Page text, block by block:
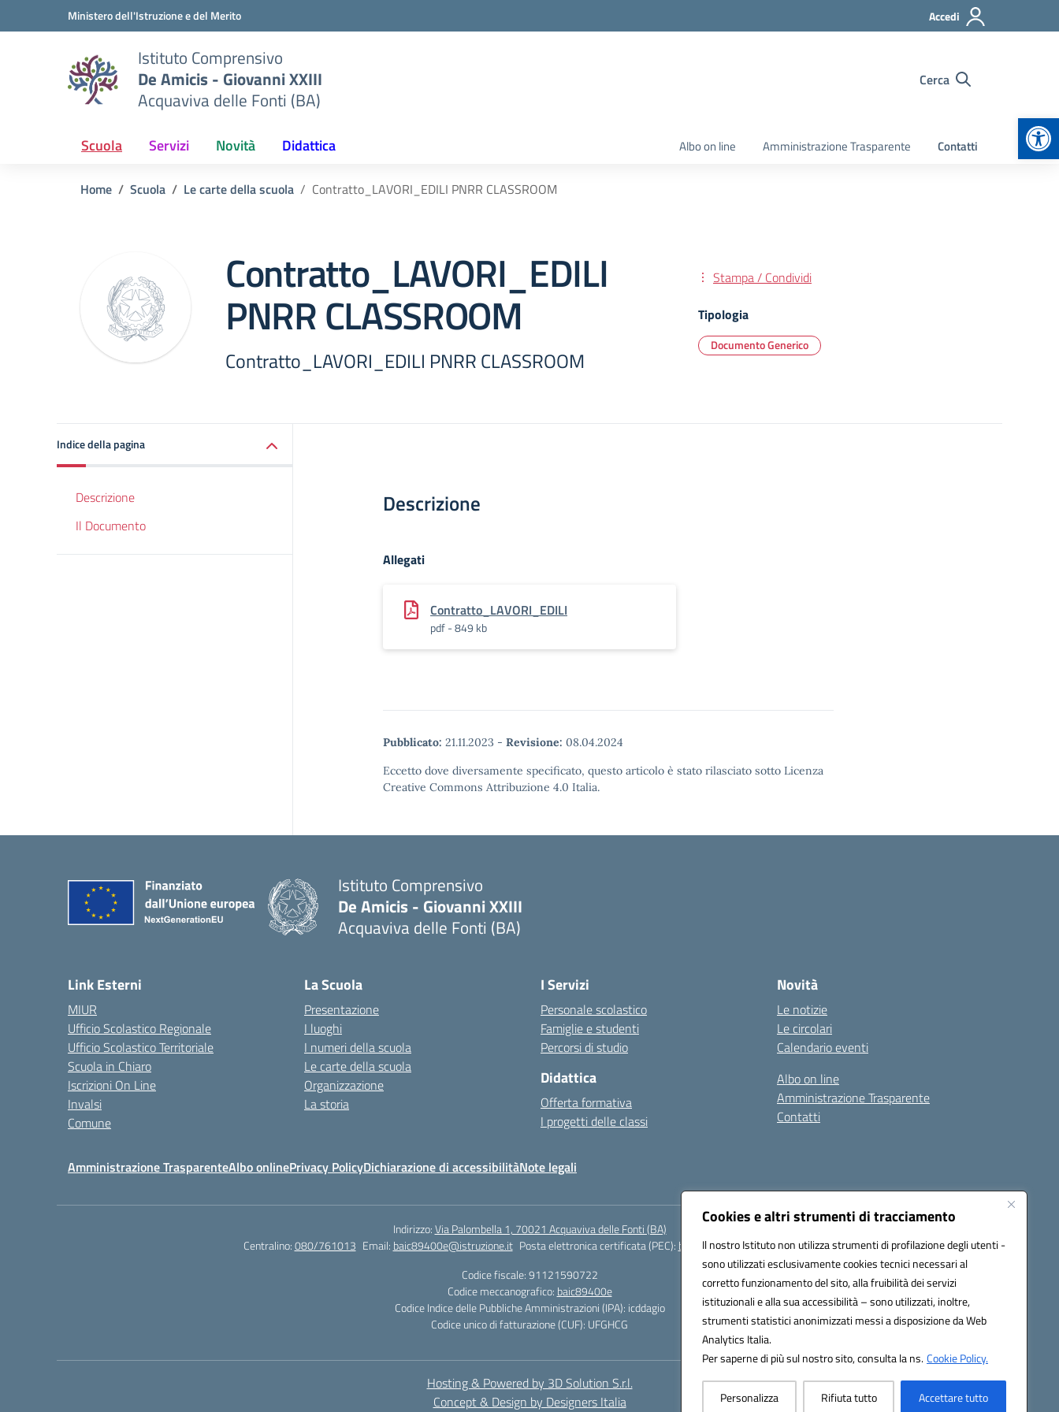
Cookies e altri strumenti di tracciamento
Il nostro Istituto non utilizza strumenti di profilazione degli utenti -
sono utilizzati esclusivamente cookies tecnici necessari al
corretto funzionamento del sito, alla fruibilità dei servizi
istituzionali e alla sua accessibilità – sono utilizzati, inoltre,
strumenti statistici anonimizzati messi a disposizione da Web
Analytics Italia.
Per saperne di più sul nostro sito, consulta la ns.Cookie Policy.
Personalizza Rifiuta tutto Accettare tutto
Vai ai contenuti
Vai al menu di navigazioneMinistero dell'Istruzione e del Merito Accedi
Istituto Comprensivo
De Amicis - Giovanni XXIII
Acquaviva delle Fonti (BA)
Cerca
Scuola Servizi Novità Didattica Albo on line Amministrazione Trasparente Contatti
Home Scuola Le carte della scuola Contratto_LAVORI_EDILI PNRR CLASSROOM
Contratto_LAVORI_EDILI
PNRR CLASSROOM
Contratto_LAVORI_EDILI PNRR CLASSROOM
Stampa / Condividi
Tipologia
Documento Generico
Indice della pagina
Descrizione
Il Documento
Descrizione
Allegati
Contratto_LAVORI_EDILI
pdf - 849 kb
Pubblicato: 21.11.2023 - Revisione: 08.04.2024
Eccetto dove diversamente specificato, questo articolo è stato rilasciato sotto Licenza
Creative Commons Attribuzione 4.0 Italia.
Istituto Comprensivo
De Amicis - Giovanni XXIII
Acquaviva delle Fonti (BA)
Link Esterni
MIUR
Ufficio Scolastico Regionale
Ufficio Scolastico Territoriale
Scuola in Chiaro
Iscrizioni On Line
Invalsi
Comune
La Scuola
Presentazione
I luoghi
I numeri della scuola
Le carte della scuola
Organizzazione
La storia
I Servizi
Personale scolastico
Famiglie e studenti
Percorsi di studio
Didattica
Offerta formativa
I progetti delle classi
Novità
Le notizie
Le circolari
Calendario eventi
Albo on line
Amministrazione Trasparente
Contatti
Amministrazione TrasparenteAlbo onlinePrivacy PolicyDichiarazione di accessibilitàNote legali
Indirizzo:Via Palombella 1, 70021 Acquaviva delle Fonti (BA)
Centralino:080/761013 Email: baic89400e@istruzione.it Posta elettronica certificata (PEC): baic89400e@pec.istruzione.it
Codice fiscale: 91121590722
Codice meccanografico: baic89400e
Codice Indice delle Pubbliche Amministrazioni (IPA): icddagio
Codice unico di fatturazione (CUF): UFGHCG
Hosting & Powered by 3D Solution S.r.l.
Concept & Design by Designers Italia